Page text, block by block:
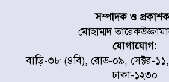
স্থাপনের উদ্যোগ
৭ জেলায় ঝোড়ো
শঙ্কা
সম্পাদক ও
মোহাম্মদ
যোগাযোগ:
বাড়ি-৩৮ (৪বি), রোড-০৯, সেক্টর-
ঢাকা-১২৩০